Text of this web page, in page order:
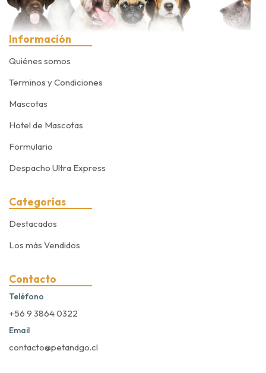
Información
Quiénes somos
Terminos y Condiciones
Mascotas
Hotel de Mascotas
Formulario
Despacho Ultra Express
Categorías
Destacados
Los más Vendidos
Contacto
Teléfono
+56 9 3864 0322
Email
contacto@petandgo.cl